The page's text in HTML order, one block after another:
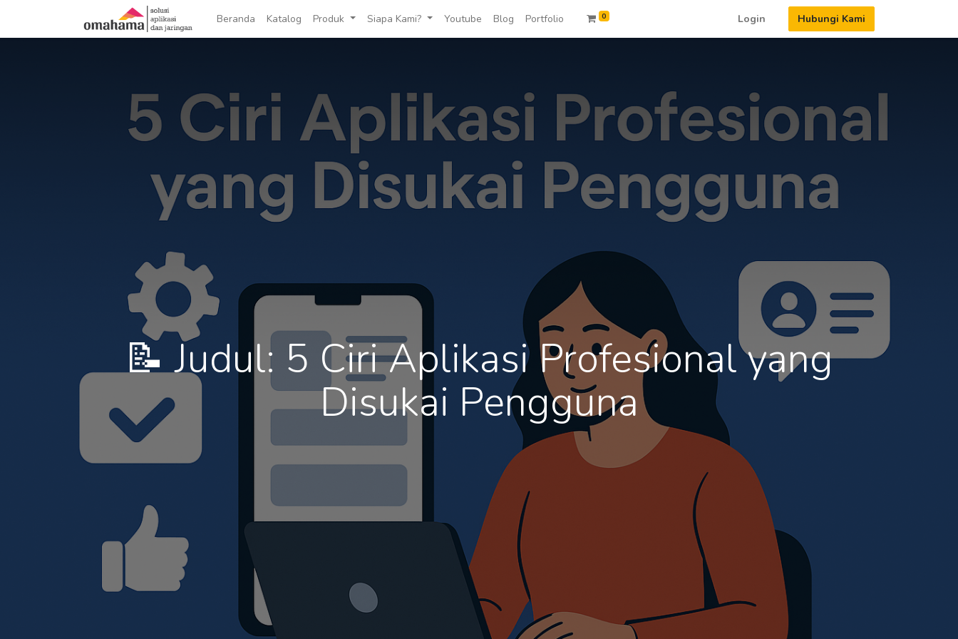
Beranda Katalog Produk Siapa Kami? Youtube Blog Portfolio 0 Login Hubungi Kami
📝 Judul: 5 Ciri Aplikasi Profesional yang
Disukai Pengguna